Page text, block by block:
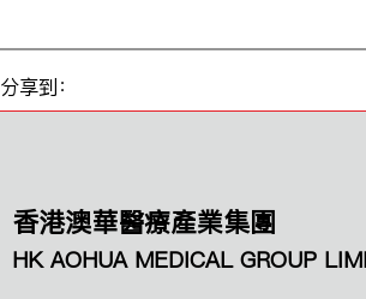
分享到：
香港澳華醫療產業集團
HK AOHUA MEDICAL GROUP